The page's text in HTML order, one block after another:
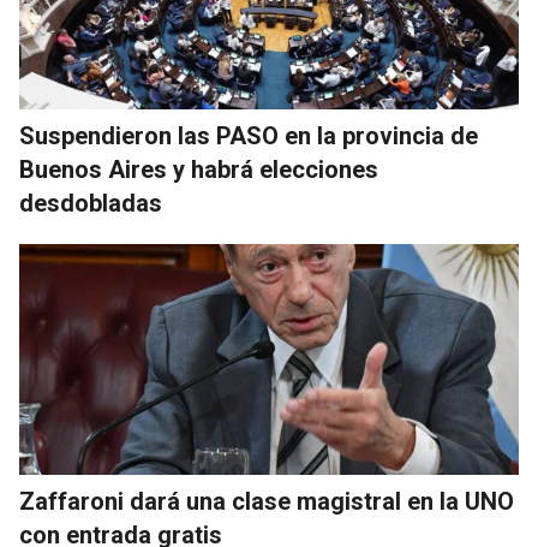
Suspendieron las PASO en la provincia de
Buenos Aires y habrá elecciones
desdobladas
Zaffaroni dará una clase magistral en la UNO
con entrada gratis